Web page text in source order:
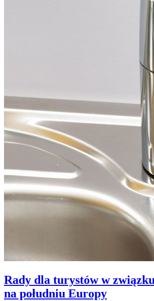
Rady dla turystów w
na południu Europy